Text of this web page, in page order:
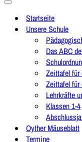
Navigationsmenü
Startseite
Unsere Schule
Das ABC
Zeittafel
Zeittafel
Lehrkräfte
Klassen 1-4
Oyther Mäuseblatt
Termine